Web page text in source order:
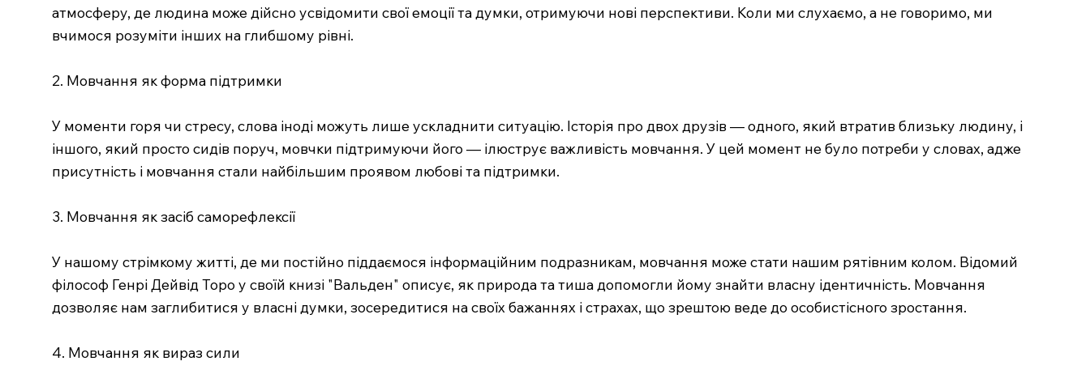
атмосферу, де людина може дійсно усвідомити свої емоції та думки, отримуючи нові перспективи. Коли ми слухаємо, а не говоримо, ми
вчимося розуміти інших на глибшому рівні.
2. Мовчання як форма підтримки
У моменти горя чи стресу, слова іноді можуть лише ускладнити ситуацію. Історія про двох друзів — одного, який втратив близьку людину, і
іншого, який просто сидів поруч, мовчки підтримуючи його — ілюструє важливість мовчання. У цей момент не було потреби у словах, адже
присутність і мовчання стали найбільшим проявом любові та підтримки.
3. Мовчання як засіб саморефлексії
У нашому стрімкому житті, де ми постійно піддаємося інформаційним подразникам, мовчання може стати нашим рятівним колом. Відомий
філософ Генрі Дейвід Торо у своїй книзі "Вальден" описує, як природа та тиша допомогли йому знайти власну ідентичність. Мовчання
дозволяє нам заглибитися у власні думки, зосередитися на своїх бажаннях і страхах, що зрештою веде до особистісного зростання.
4. Мовчання як вираз сили